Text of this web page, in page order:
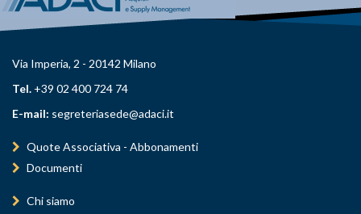
Via Imperia, 2 - 20142 Milano
Tel. +39 02 400 724 74
E-mail: segreteriasede@adaci.it
Quote Associativa - Abbonamenti
Documenti
Chi siamo